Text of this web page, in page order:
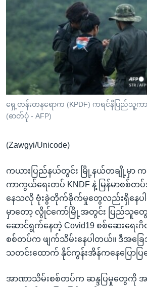
အ
ကျော်
ကြည့်
ရန်
ရန်
သို့
ကျော်
ရန်
မကြေးမုံရဲ့ အင်္ဂလိပ်စာ
ရုပ်ရှင်ထဲက အင်္ဂလိပ်စာ
သုတပဒေသာ အင်္ဂလိပ်စာ
ရေဒီယို
ရေဒီယိုနှင့်ရုပ်သံ အချက်အလက်များ
ရေဒီယို/တီဗွီအစီအစဉ်
Learning English
ဗွီအိုအေ လူမှုကွန်ယက်များ
ရှေ့တန်းတနရောက (KPDF) ကရင်နီပြည်သူ့
(ဓာတ်ပုံ - AFP)
(Zawgyi/Unicode)
ကယားပြည်နယ်တွင်း မြို့နယ်တချို့မှာ က
ကာကွယ်ရေးတပ် KNDF နဲ့ မြန်မာစစ်
နေသလို ဗုံးခွဲတိုက်ခိုက်မှုတွေလည်းရှိနေပ
မှာတော့ လွိုင်ကော်မြို့အတွင်း ပြည်
ဆောင်ရွက်နေတဲ့ Covid19 စစ်ဆေးရေး
စစ်တပ်က ဖျက်သိမ်းနေပါတယ်။ ဒီအခ
သတင်းထောက် နိုင်ကွန်းအိန်ကနေပြောပြပ
အာဏာသိမ်းစစ်တပ်က ဆန္ဒပြမှုတွေကို အ